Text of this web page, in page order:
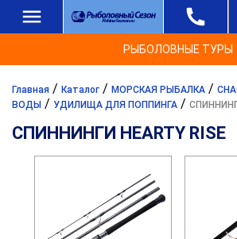
РЫБОЛОВНЫЕ ТУРЫ
Главная / Каталог / МОРСКАЯ РЫБАЛКА /
ВОДЫ / УДИЛИЩА ДЛЯ ПОППИНГА /
СПИННИНГИ HEARTY RISE